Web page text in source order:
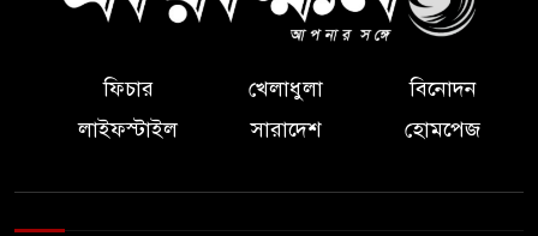
ফিচার খেলাধুলা
বিনোদন
লাইফস্টাইল
সারাদেশ হোমপেজ